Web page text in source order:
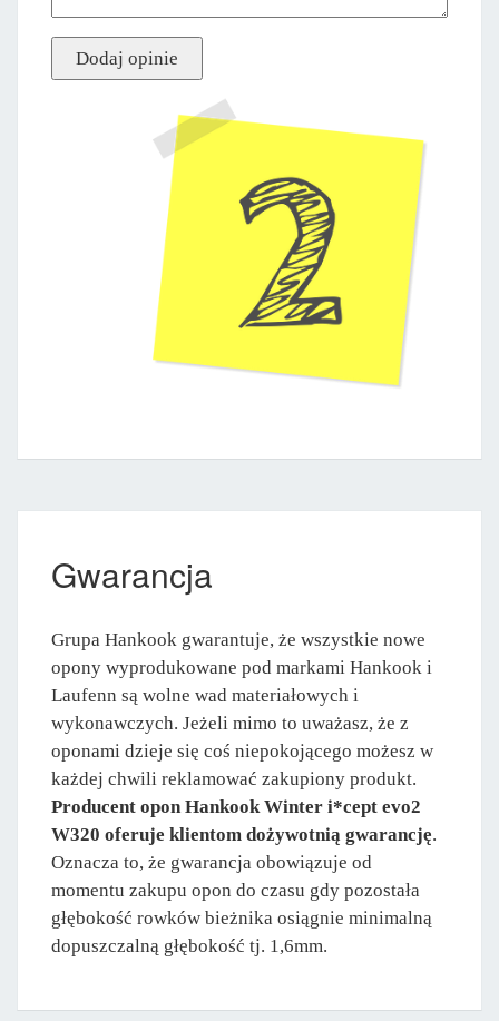
Gwarancja
Grupa Hankook gwarantuje, że wszystkie nowe
opony wyprodukowane pod markami Hankook i
Laufenn są wolne wad materiałowych i
wykonawczych. Jeżeli mimo to uważasz, że z
oponami dzieje się coś niepokojącego możesz w
każdej chwili reklamować zakupiony produkt.
Producent opon Hankook Winter i*cept evo2
W320 oferuje klientom dożywotnią gwarancję.
Oznacza to, że gwarancja obowiązuje od
momentu zakupu opon do czasu gdy pozostała
głębokość rowków bieżnika osiągnie minimalną
dopuszczalną głębokość tj. 1,6mm.